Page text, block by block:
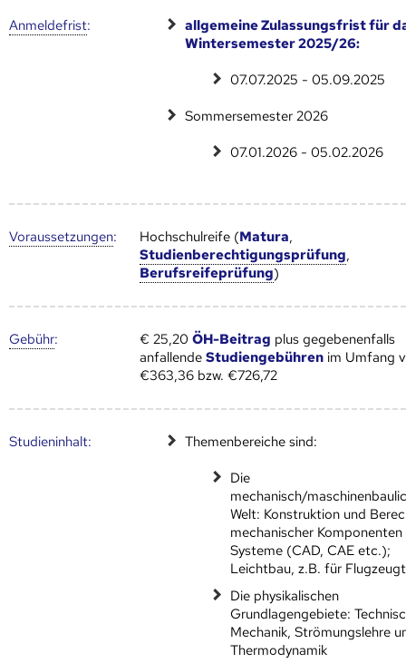
Anmelde­frist:
allgemeine Zulassungsfrist für
Wintersemester 2025/26:
07.07.2025 - 05.09.2025
Sommersemester 2026
07.01.2026 - 05.02.2026
Voraus­setzungen: Hochschulreife (Matura,
Studienberechtigungsprüfung,
Berufsreifeprüfung)
Gebühr: € 25,20ÖH-Beitrag plus gegebenenfalls
anfallendeStudiengebühren im Umfang
€363,36 bzw. €726,72
Studien­inhalt: Themenbereiche sind:
Die
mechanisch/
Welt: Konstruktion und
mechanischer Komponenten
Systeme (CAD, CAE etc.);
Leichtbau, z.B. für
Die physikalischen
Grundlagengebiete:
Mechanik, Strömungslehre
Thermodynamik